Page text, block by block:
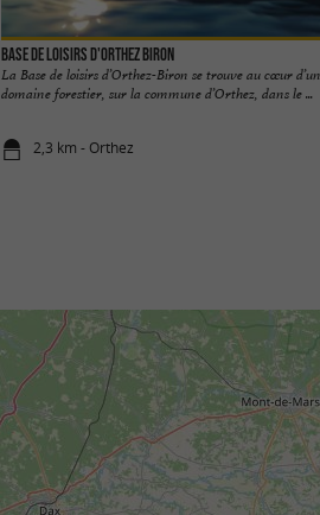
Base de Loisirs d'Orthez Biron
La Base de loisirs d’Orthez-Biron se trouve au cœur d’un
domaine forestier, sur la commune d’Orthez, dans le ...
2,3 km - Orthez